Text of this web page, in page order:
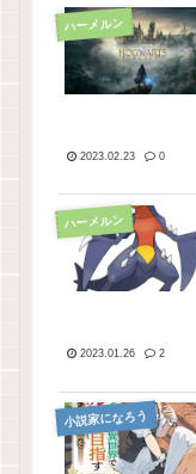
ハーメルン
2023.02.23 0
ハーメルン
2023.01.26 2
小説家になろう